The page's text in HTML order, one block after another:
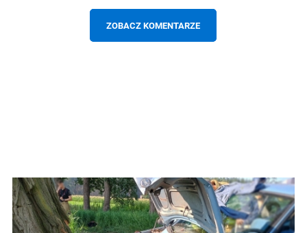
ZOBACZ KOMENTARZE